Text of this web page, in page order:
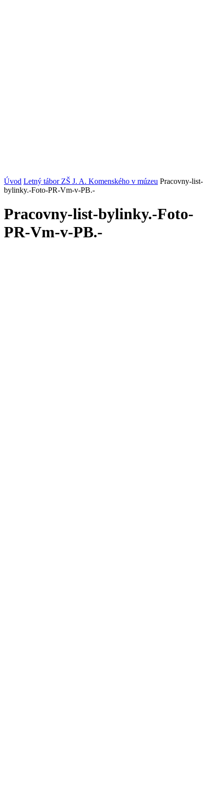
Úvod Letný tábor ZŠ J. A. Komenského v múzeu Pracovny-list-
bylinky.-Foto-PR-Vm-v-PB.-
Pracovny-list-bylinky.-Foto-
PR-Vm-v-PB.-